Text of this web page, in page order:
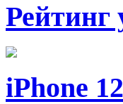
Рейтинг
iPhone 12